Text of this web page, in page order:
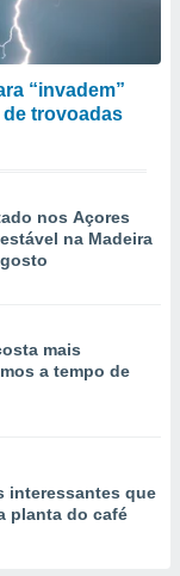
“invadem”
trovoadas
nos Açores
na Madeira
mais
a tempo de
interessantes que
planta do café